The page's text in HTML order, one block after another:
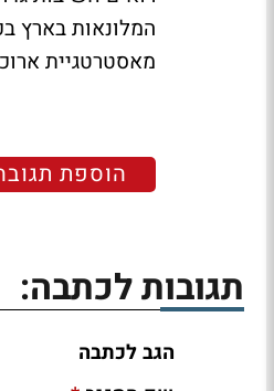
המלונאות בארץ
מאסטרטגיית
הוספת
תגובות לכתבה:
הגב לכתבה